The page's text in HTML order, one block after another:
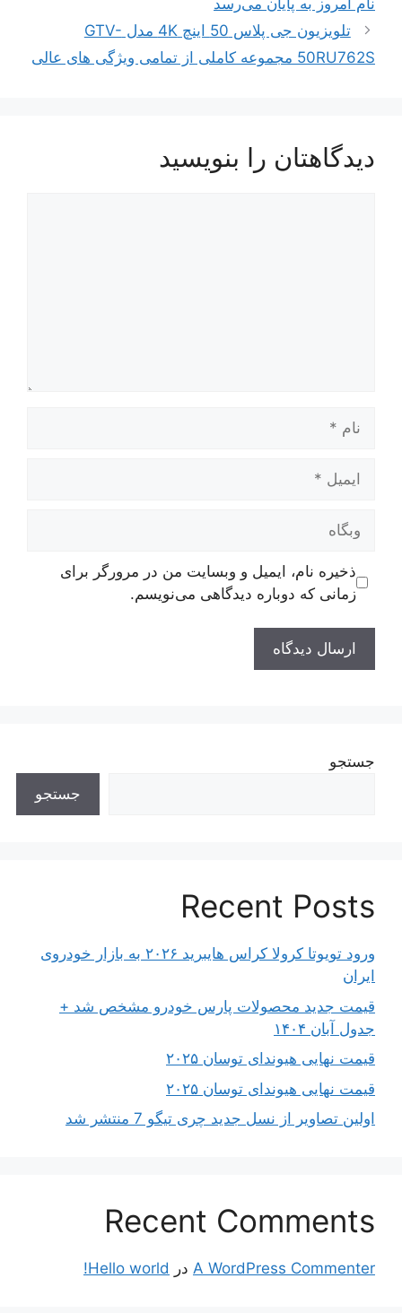
تلویزیون جی پلاس 50 اینچ 4K مدل GTV-
50RU762S مجموعه کاملی از تمامی ویژگی های عالی
دیدگاهتان را بنویسید
وبگاه
ذخیره نام، ایمیل و وبسایت من در مرورگر برای
زمانی که دوباره دیدگاهی می‌نویسم.
جستجو
جستجو
Recent Posts
ورود تویوتا کرولا کراس هایبرید ۲۰۲۶ به بازار خودروی
ایران
قیمت جدید محصولات پارس خودرو مشخص شد +
جدول آبان ۱۴۰۴
قیمت نهایی هیوندای توسان ۲۰۲۵
قیمت نهایی هیوندای توسان ۲۰۲۵
اولین تصاویر از نسل جدید چری تیگو 7 منتشر شد
Recent Comments
A WordPress Commenter در Hello world!